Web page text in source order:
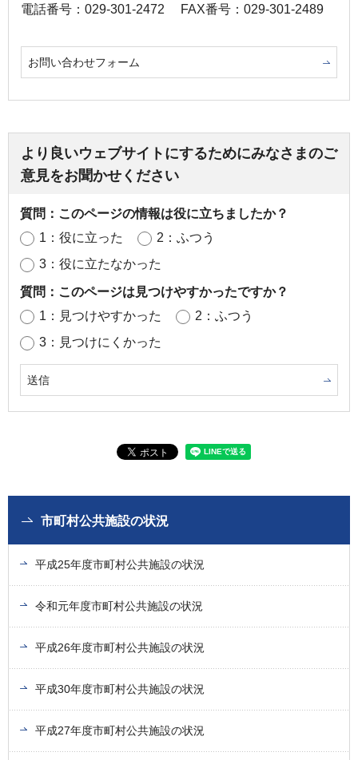
電話番号：029-301-2472
FAX番号：029-301-2489
お問い合わせフォーム
より良いウェブサイトにするためにみなさまのご
意見をお聞かせください
質問：このページの情報は役に立ちましたか？
1：役に立った
2：ふつう
3：役に立たなかった
質問：このページは見つけやすかったですか？
1：見つけやすかった
2：ふつう
3：見つけにくかった
市町村公共施設の状況
平成25年度市町村公共施設の状況
令和元年度市町村公共施設の状況
平成26年度市町村公共施設の状況
平成30年度市町村公共施設の状況
平成27年度市町村公共施設の状況